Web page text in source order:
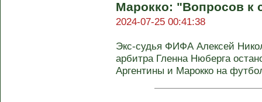
Марокко: "Вопросов к
2024-07-25 00:41:38
Экс-судья ФИФА Алексей
арбитра Гленна Нюберга
Аргентины и Марокко на